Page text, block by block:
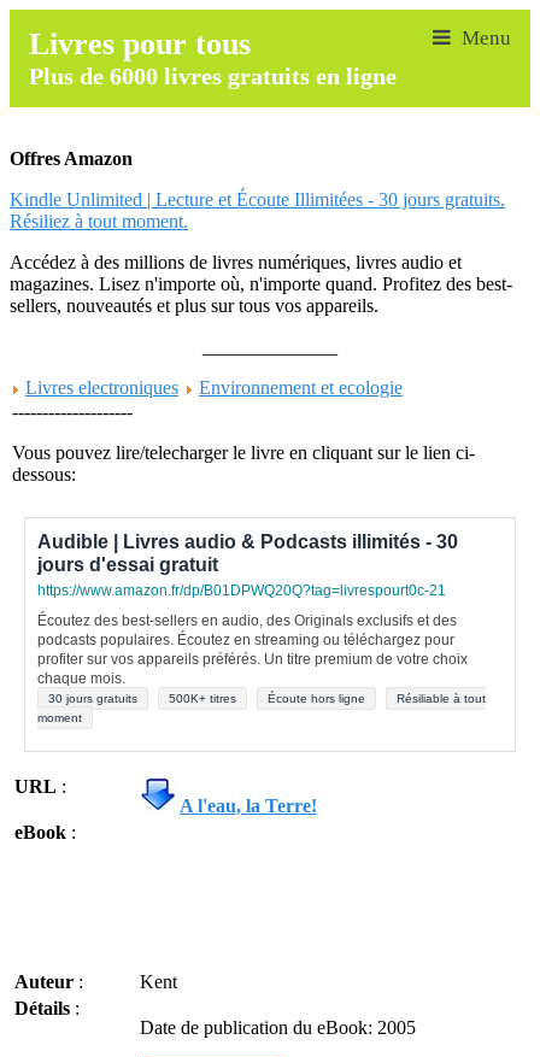
Livres pour tous
Plus de 6000 livres gratuits en ligne
Offres Amazon
Kindle Unlimited | Lecture et Écoute Illimitées - 30 jours gratuits.
Résiliez à tout moment.
Accédez à des millions de livres numériques, livres audio et
magazines. Lisez n'importe où, n'importe quand. Profitez des best-
sellers, nouveautés et plus sur tous vos appareils.
Livres electroniques
Environnement et ecologie
--------------------
Vous pouvez lire/telecharger le livre en cliquant sur le lien ci-
dessous:
Audible | Livres audio & Podcasts illimités - 30
jours d'essai gratuit
https://www.amazon.fr/dp/B01DPWQ20Q?tag=livrespourt0c-21
Écoutez des best-sellers en audio, des Originals exclusifs et des
podcasts populaires. Écoutez en streaming ou téléchargez pour
profiter sur vos appareils préférés. Un titre premium de votre choix
chaque mois.
30 jours gratuits 500K+ titres Écoute hors ligne
Résiliable à tout
moment
URL :
A l'eau, la Terre!
eBook :
Auteur :
Kent
Détails :
Date de publication du eBook: 2005